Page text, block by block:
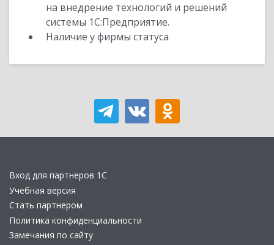
на внедрение технологий и решений
системы 1С:Предприятие.
Наличие у фирмы статуса
Вход для партнеров 1С
Учебная версия
Стать партнером
Политика конфиденциальности
Замечания по сайту